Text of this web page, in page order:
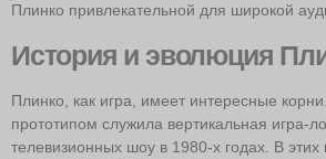
Плинко привлекательной для широкой
История и эволюция
Плинко, как игра, имеет интересные
прототипом служила вертикальная игра-
телевизионных шоу в 1980-х годах. В этих